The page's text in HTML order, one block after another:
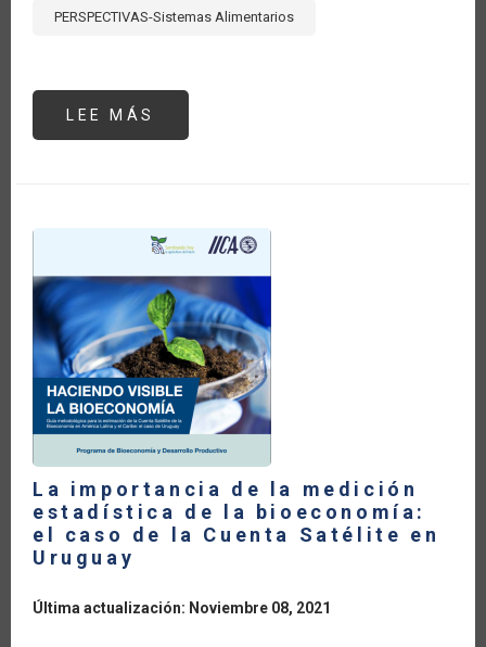
PERSPECTIVAS-Sistemas Alimentarios
LEE MÁS
OIL
A
CATALYST
GROWTH
IN
ITS
AGRICULTURE
AND
FOOD
SECTORS
La importancia de la medición
estadística de la bioeconomía:
el caso de la Cuenta Satélite en
Uruguay
Última actualización: Noviembre 08, 2021